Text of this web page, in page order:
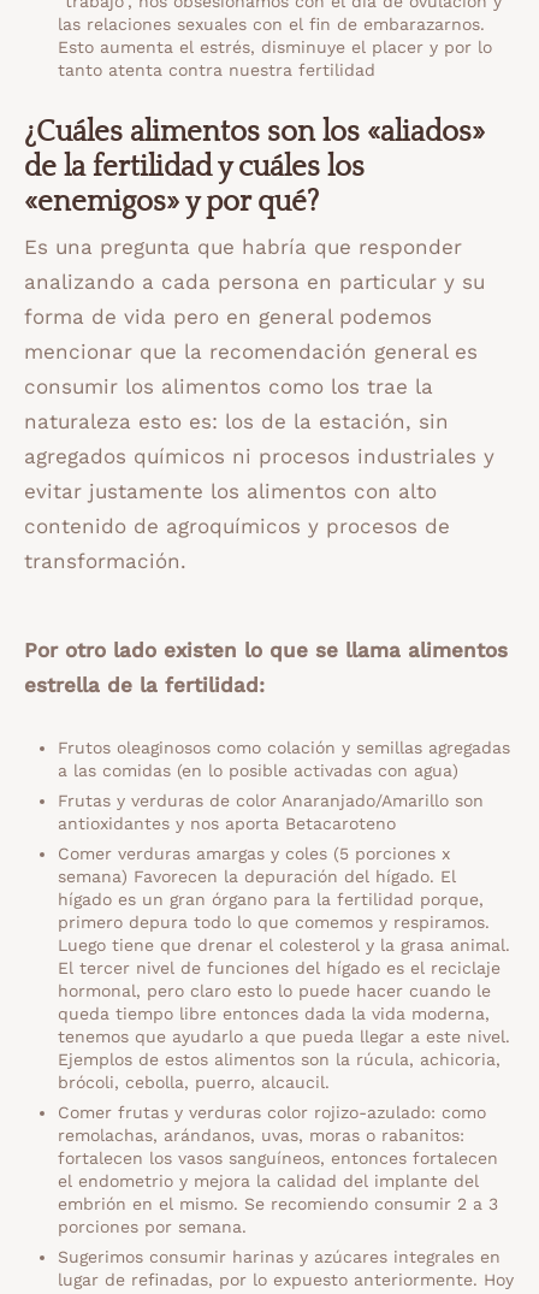
las relaciones sexuales con el fin de embarazarnos.
Esto aumenta el estrés, disminuye el placer y por lo
tanto atenta contra nuestra fertilidad
¿Cuáles alimentos son los «aliados»
de la fertilidad y cuáles los
«enemigos» y por qué?
Es una pregunta que habría que responder
analizando a cada persona en particular y su
forma de vida pero en general podemos
mencionar que la recomendación general es
consumir los alimentos como los trae la
naturaleza esto es: los de la estación, sin
agregados químicos ni procesos industriales y
evitar justamente los alimentos con alto
contenido de agroquímicos y procesos de
transformación.
Por otro lado existen lo que se llama alimentos
estrella de la fertilidad:
Frutos oleaginosos como colación y semillas agregadas
a las comidas (en lo posible activadas con agua)
Frutas y verduras de color Anaranjado/Amarillo son
antioxidantes y nos aporta Betacaroteno
Comer verduras amargas y coles (5 porciones x
semana) Favorecen la depuración del hígado. El
hígado es un gran órgano para la fertilidad porque,
primero depura todo lo que comemos y respiramos.
Luego tiene que drenar el colesterol y la grasa animal.
El tercer nivel de funciones del hígado es el reciclaje
hormonal, pero claro esto lo puede hacer cuando le
queda tiempo libre entonces dada la vida moderna,
tenemos que ayudarlo a que pueda llegar a este nivel.
Ejemplos de estos alimentos son la rúcula, achicoria,
brócoli, cebolla, puerro, alcaucil.
Comer frutas y verduras color rojizo-azulado: como
remolachas, arándanos, uvas, moras o rabanitos:
fortalecen los vasos sanguíneos, entonces fortalecen
el endometrio y mejora la calidad del implante del
embrión en el mismo. Se recomiendo consumir 2 a 3
porciones por semana.
Sugerimos consumir harinas y azúcares integrales en
lugar de refinadas, por lo expuesto anteriormente. Hoy